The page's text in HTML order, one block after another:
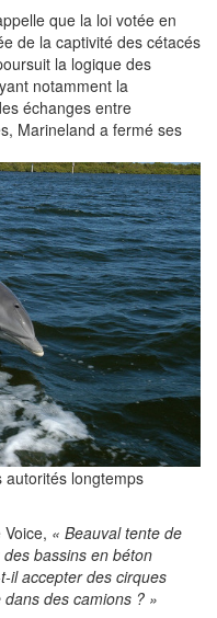
que la loi votée en
de la captivité des cétacés
la logique des
notamment la
échanges entre
Marineland a fermé ses
autorités longtemps
« Beauval tente de
bassins en béton
il accepter des cirques
des camions ? »